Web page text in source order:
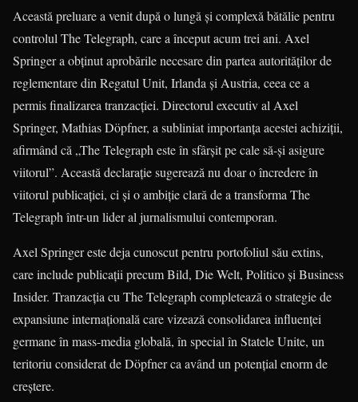
Această preluare a venit după o lungă și complexă bătălie pentru
controlul The Telegraph, care a început acum trei ani. Axel
Springer a obținut aprobările necesare din partea autorităților de
reglementare din Regatul Unit, Irlanda și Austria, ceea ce a
permis finalizarea tranzacției. Directorul executiv al Axel
Springer, Mathias Döpfner, a subliniat importanța acestei achiziții,
afirmând că „The Telegraph este în sfârșit pe cale să-și asigure
viitorul”. Această declarație sugerează nu doar o încredere în
viitorul publicației, ci și o ambiție clară de a transforma The
Telegraph într-un lider al jurnalismului contemporan.
Axel Springer este deja cunoscut pentru portofoliul său extins,
care include publicații precum Bild, Die Welt, Politico și Business
Insider. Tranzacția cu The Telegraph completează o strategie de
expansiune internațională care vizează consolidarea influenței
germane în mass-media globală, în special în Statele Unite, un
teritoriu considerat de Döpfner ca având un potențial enorm de
creștere.